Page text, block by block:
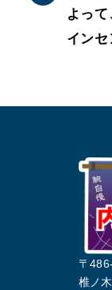
よっ
インセ
〒
椎ノ